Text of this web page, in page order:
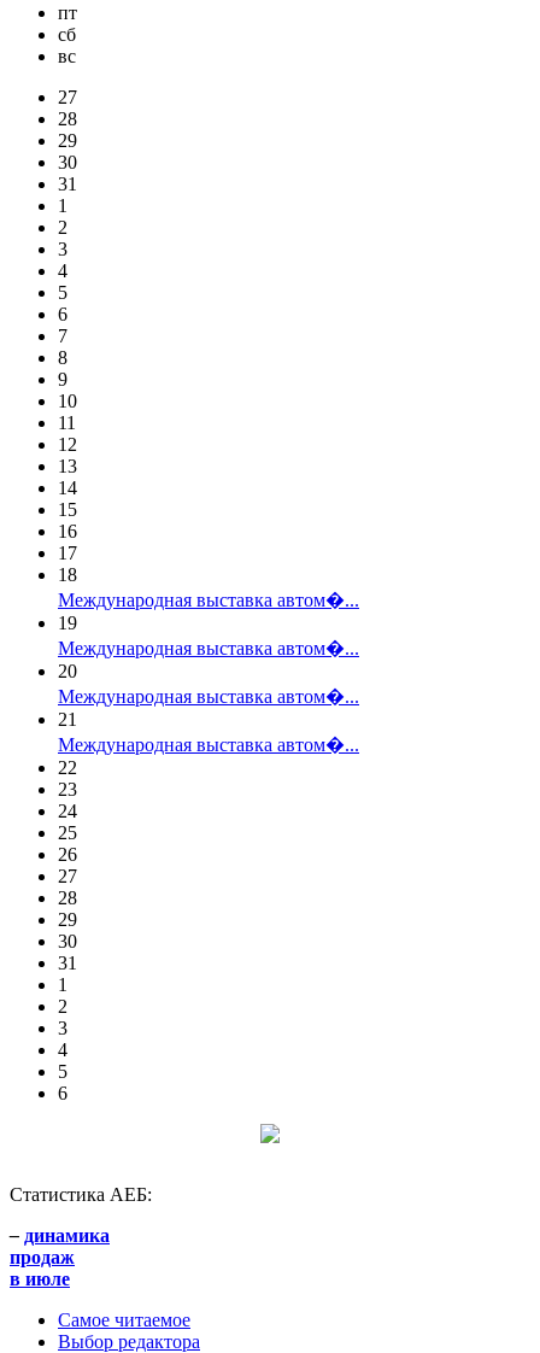
пт
сб
вс
27
28
29
30
31
1
2
3
4
5
6
7
8
9
10
11
12
13
14
15
16
17
18
Международная выставка автом�...
19
Международная выставка автом�...
20
Международная выставка автом�...
21
Международная выставка автом�...
22
23
24
25
26
27
28
29
30
31
1
2
3
4
5
6
Статистика АЕБ:
– динамика
продаж
в июле
Самое читаемое
Выбор редактора